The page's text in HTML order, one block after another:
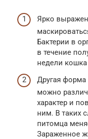
Ярко
Бактерии в
в течение
недели кошка
Другая форма
можно
характер и
ним. В таких
питомца
Зараженное